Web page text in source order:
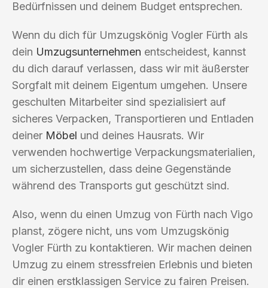
Bedürfnissen und deinem Budget entsprechen.
Wenn du dich für Umzugskönig Vogler Fürth als
dein Umzugsunternehmen entscheidest, kannst
du dich darauf verlassen, dass wir mit äußerster
Sorgfalt mit deinem Eigentum umgehen. Unsere
geschulten Mitarbeiter sind spezialisiert auf
sicheres Verpacken, Transportieren und Entladen
deiner Möbel und deines Hausrats. Wir
verwenden hochwertige Verpackungsmaterialien,
um sicherzustellen, dass deine Gegenstände
während des Transports gut geschützt sind.
Also, wenn du einen Umzug von Fürth nach Vigo
planst, zögere nicht, uns vom Umzugskönig
Vogler Fürth zu kontaktieren. Wir machen deinen
Umzug zu einem stressfreien Erlebnis und bieten
dir einen erstklassigen Service zu fairen Preisen.